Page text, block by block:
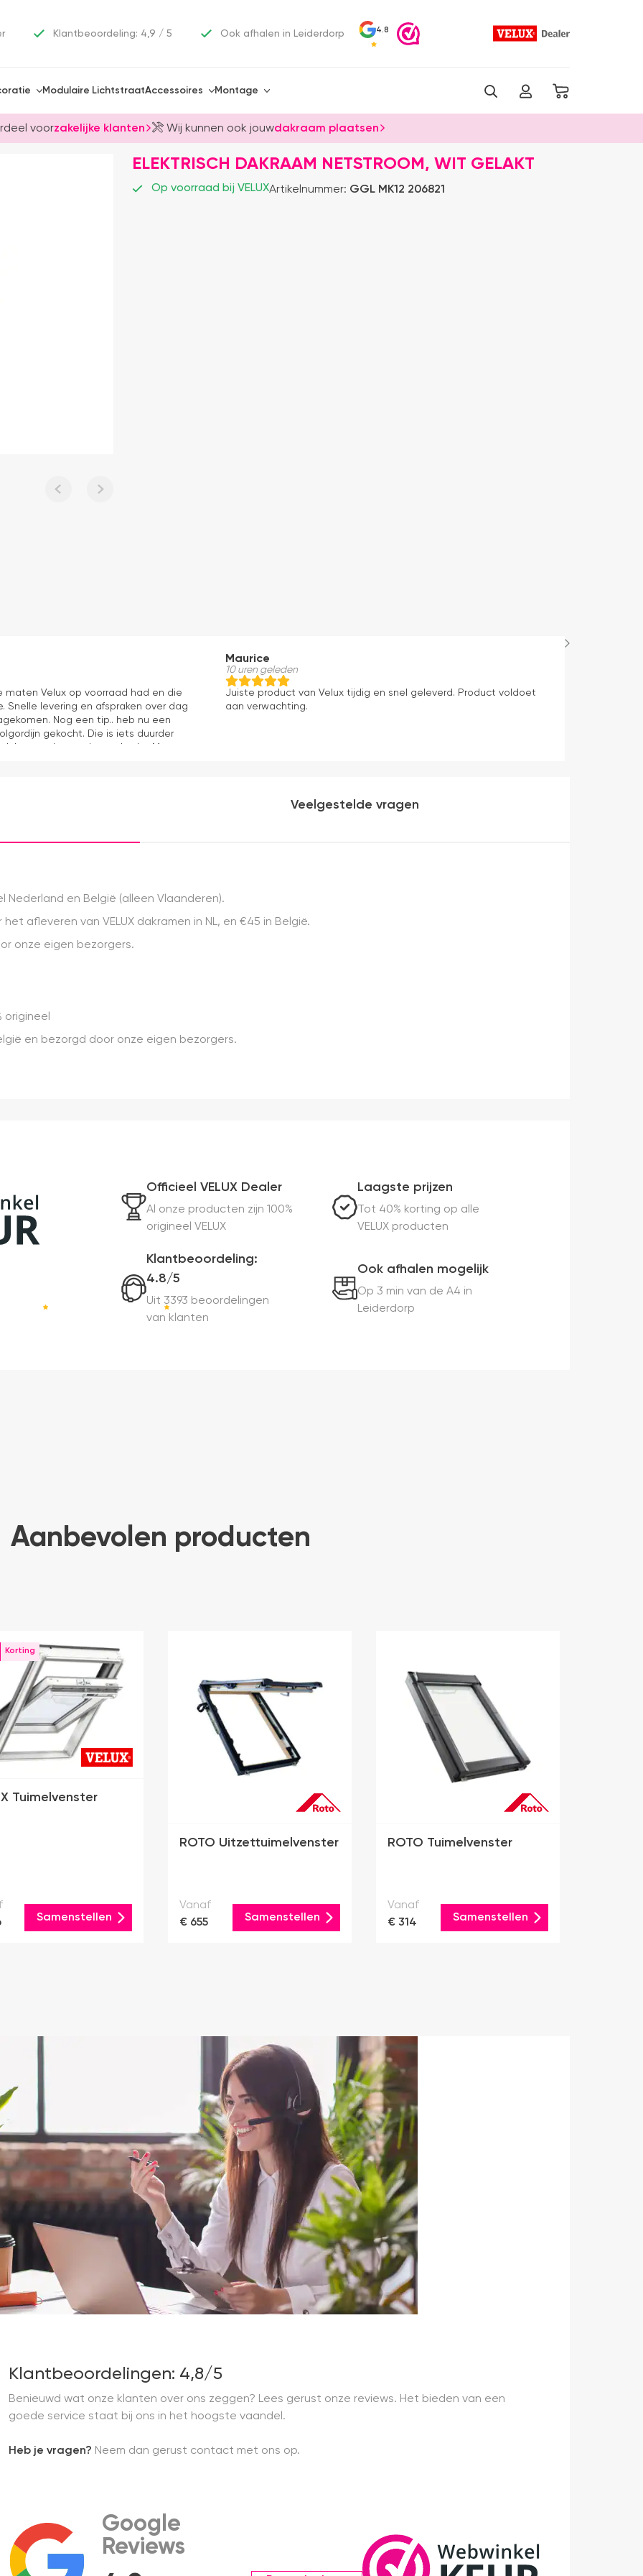
Klantbeoordeling: 4,9 / 5 Ook afhalen in Leiderdorp 4.8
Modulaire LichtstraatAccessoires Montage
voorzakelijke klanten Wij kunnen ook jouwdakraam plaatsen
ELEKTRISCH DAKRAAM NETSTROOM, WIT GELAKT
Op voorraad bij VELUXArtikelnummer: GGL MK12 206821
maten Velux op voorraad had en die
Snelle levering en afspraken over dag
Nog een tip.. heb nu een
gekocht. Die is iets duurder
Maurice
10 uren geleden
Juiste product van Velux tijdig en snel geleverd. Product voldoet
aan verwachting.
Veelgestelde vragen
Nederland en België (alleen Vlaanderen).
afleveren van VELUX dakramen in NL, en €45 in België.
onze eigen bezorgers.
origineel
en bezorgd door onze eigen bezorgers.
Officieel VELUX Dealer
Al onze producten zijn 100%
origineel VELUX
Laagste prijzen
Tot 40% korting op alle
VELUX producten
Klantbeoordeling:
4.8/5
Uit 3393 beoordelingen
van klanten
Ook afhalen mogelijk
Op 3 min van de A4 in
Leiderdorp
Aanbevolen producten
Tuimelvenster
Samenstellen
ROTO Uitzettuimelvenster
Vanaf
€ 655
Samenstellen
ROTO Tuimelvenster
Vanaf
€ 314
Samenstellen
Klantbeoordelingen: 4,8/5
Benieuwd wat onze klanten over ons zeggen? Lees gerust onze reviews. Het bieden van een
goede service staat bij ons in het hoogste vaandel.
Heb je vragen? Neem dan gerust contact met ons op.
Google
Reviews